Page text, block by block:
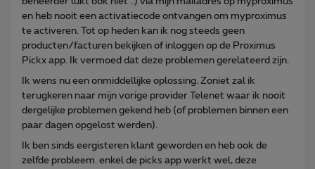
en heb nooit een activatiecode ontvangen om myproximus
te activeren. Tot op heden kan ik nog steeds geen
producten/facturen bekijken of inloggen op de Proximus
Pickx app. Ik vermoed dat deze problemen gerelateerd zijn.
Ik wens nu een onmiddellijke oplossing. Zoniet zal ik
terugkeren naar mijn vorige provider Telenet waar ik nooit
dergelijke problemen gekend heb (of problemen binnen een
paar dagen opgelost werden).
Ik ben sinds eergisteren klant geworden en heb ook de
zelfde probleem. enkel de picks app werkt wel, deze